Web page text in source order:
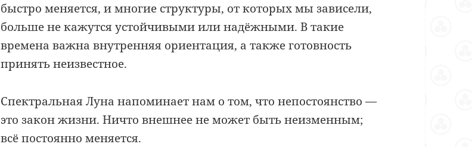
быстро меняется, и многие структуры, от которых мы зависели,
больше не кажутся устойчивыми или надёжными. В такие
времена важна внутренняя ориентация, а также готовность
принять неизвестное.
Спектральная Луна напоминает нам о том, что непостоянство —
это закон жизни. Ничто внешнее не может быть неизменным;
всё постоянно меняется.